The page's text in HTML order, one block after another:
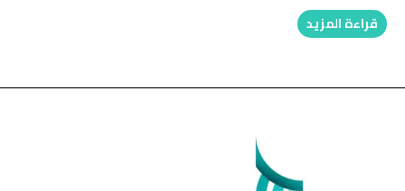
قراءة المزيد